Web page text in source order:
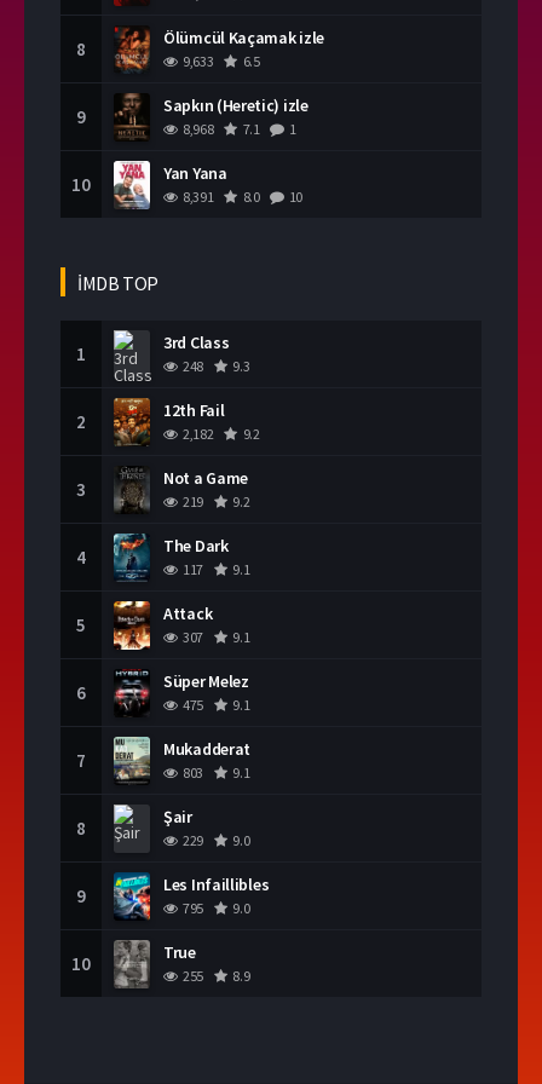
8 Ölümcül Kaçamak izle
9,633 6.5
9 Sapkın (Heretic) izle
8,968 7.1 1
10 Yan Yana
8,391 8.0 10
İMDB TOP
1 3rd Class
248 9.3
2 12th Fail
2,182 9.2
3 Not a Game
219 9.2
4 The Dark
117 9.1
5 Attack
307 9.1
6 Süper Melez
475 9.1
7 Mukadderat
803 9.1
8 Şair
229 9.0
9 Les Infaillibles
795 9.0
10 True
255 8.9